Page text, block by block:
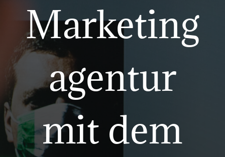
Marketing
agentur
mit dem